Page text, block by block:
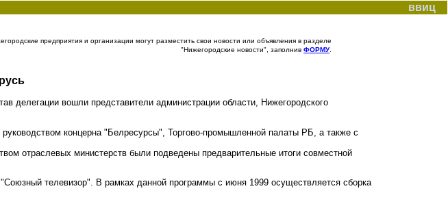
ввиц
предприятия и организации могут разместить свои новости или объявления в разделе
"Нижегородские новости", заполнив ФОРМУ.
делегации вошли представители администрации области, Нижегородского
концерна "Белресурсы", Торгово-промышленной палаты РБ, а также с
отраслевых министерств были подведены предварительные итоги совместной
телевизор". В рамках данной программы с июня 1999 осуществляется сборка